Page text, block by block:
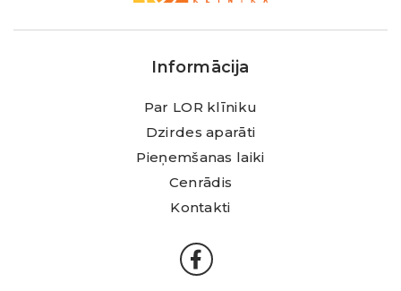
Klīnika
Informācija
Par LOR klīniku
Dzirdes aparāti
Pieņemšanas laiki
Cenrādis
Kontakti